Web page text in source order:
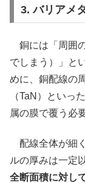
3. バリアメ
銅には「周囲
でしまう）」と
めに、銅配線の
（TaN）といっ
属の膜で覆う必
配線全体が細
ルの厚みは一定
全断面積に対し